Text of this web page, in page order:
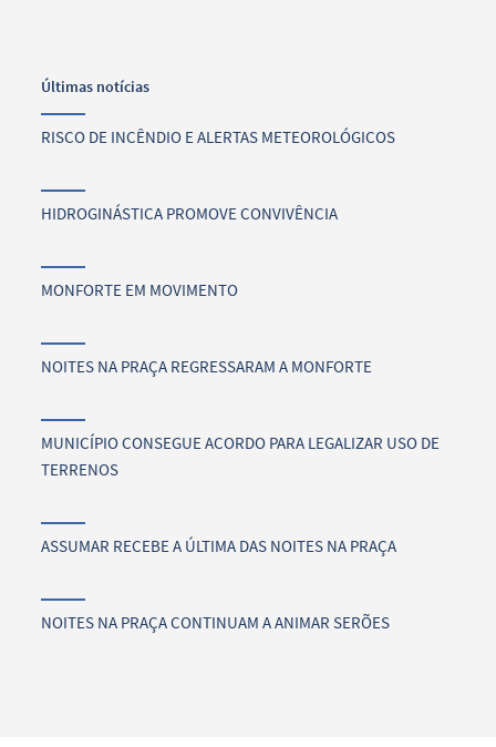
Últimas notícias
RISCO DE INCÊNDIO E ALERTAS METEOROLÓGICOS
HIDROGINÁSTICA PROMOVE CONVIVÊNCIA
MONFORTE EM MOVIMENTO
NOITES NA PRAÇA REGRESSARAM A MONFORTE
MUNICÍPIO CONSEGUE ACORDO PARA LEGALIZAR USO DE
TERRENOS
ASSUMAR RECEBE A ÚLTIMA DAS NOITES NA PRAÇA
NOITES NA PRAÇA CONTINUAM A ANIMAR SERÕES